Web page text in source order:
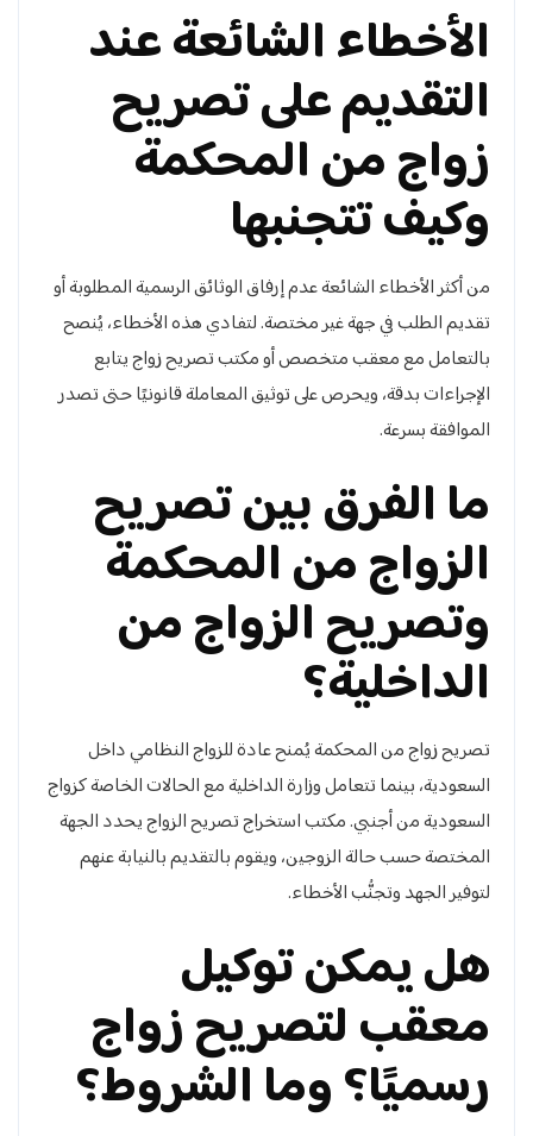
الأخطاء الشائعة عند
التقديم على تصريح
زواج من المحكمة
وكيف تتجنبها
من أكثر الأخطاء الشائعة عدم إرفاق الوثائق الرسمية المطلوبة أو
تقديم الطلب في جهة غير مختصة. لتفادي هذه الأخطاء، يُنصح
بالتعامل مع معقب متخصص أو مكتب تصريح زواج يتابع
الإجراءات بدقة، ويحرص على توثيق المعاملة قانونيًا حتى تصدر
الموافقة بسرعة.
ما الفرق بين تصريح
الزواج من المحكمة
وتصريح الزواج من
الداخلية؟
تصريح زواج من المحكمة يُمنح عادة للزواج النظامي داخل
السعودية، بينما تتعامل وزارة الداخلية مع الحالات الخاصة كزواج
السعودية من أجنبي. مكتب استخراج تصريح الزواج يحدد الجهة
المختصة حسب حالة الزوجين، ويقوم بالتقديم بالنيابة عنهم
لتوفير الجهد وتجنُّب الأخطاء.
هل يمكن توكيل
معقب لتصريح زواج
رسميًا؟ وما الشروط؟